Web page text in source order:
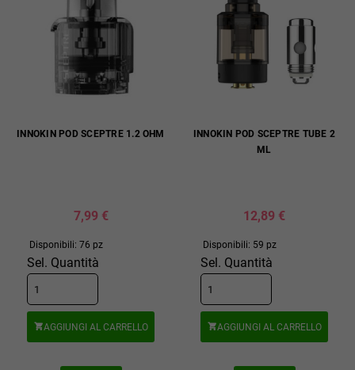
INNOKIN POD SCEPTRE 1.2 OHM
7,99 €
Disponibili: 76 pz
Sel. Quantità
AGGIUNGI AL CARRELLO
INNOKIN POD SCEPTRE TUBE 2
ML
12,89 €
Disponibili: 59 pz
Sel. Quantità
AGGIUNGI AL CARRELLO